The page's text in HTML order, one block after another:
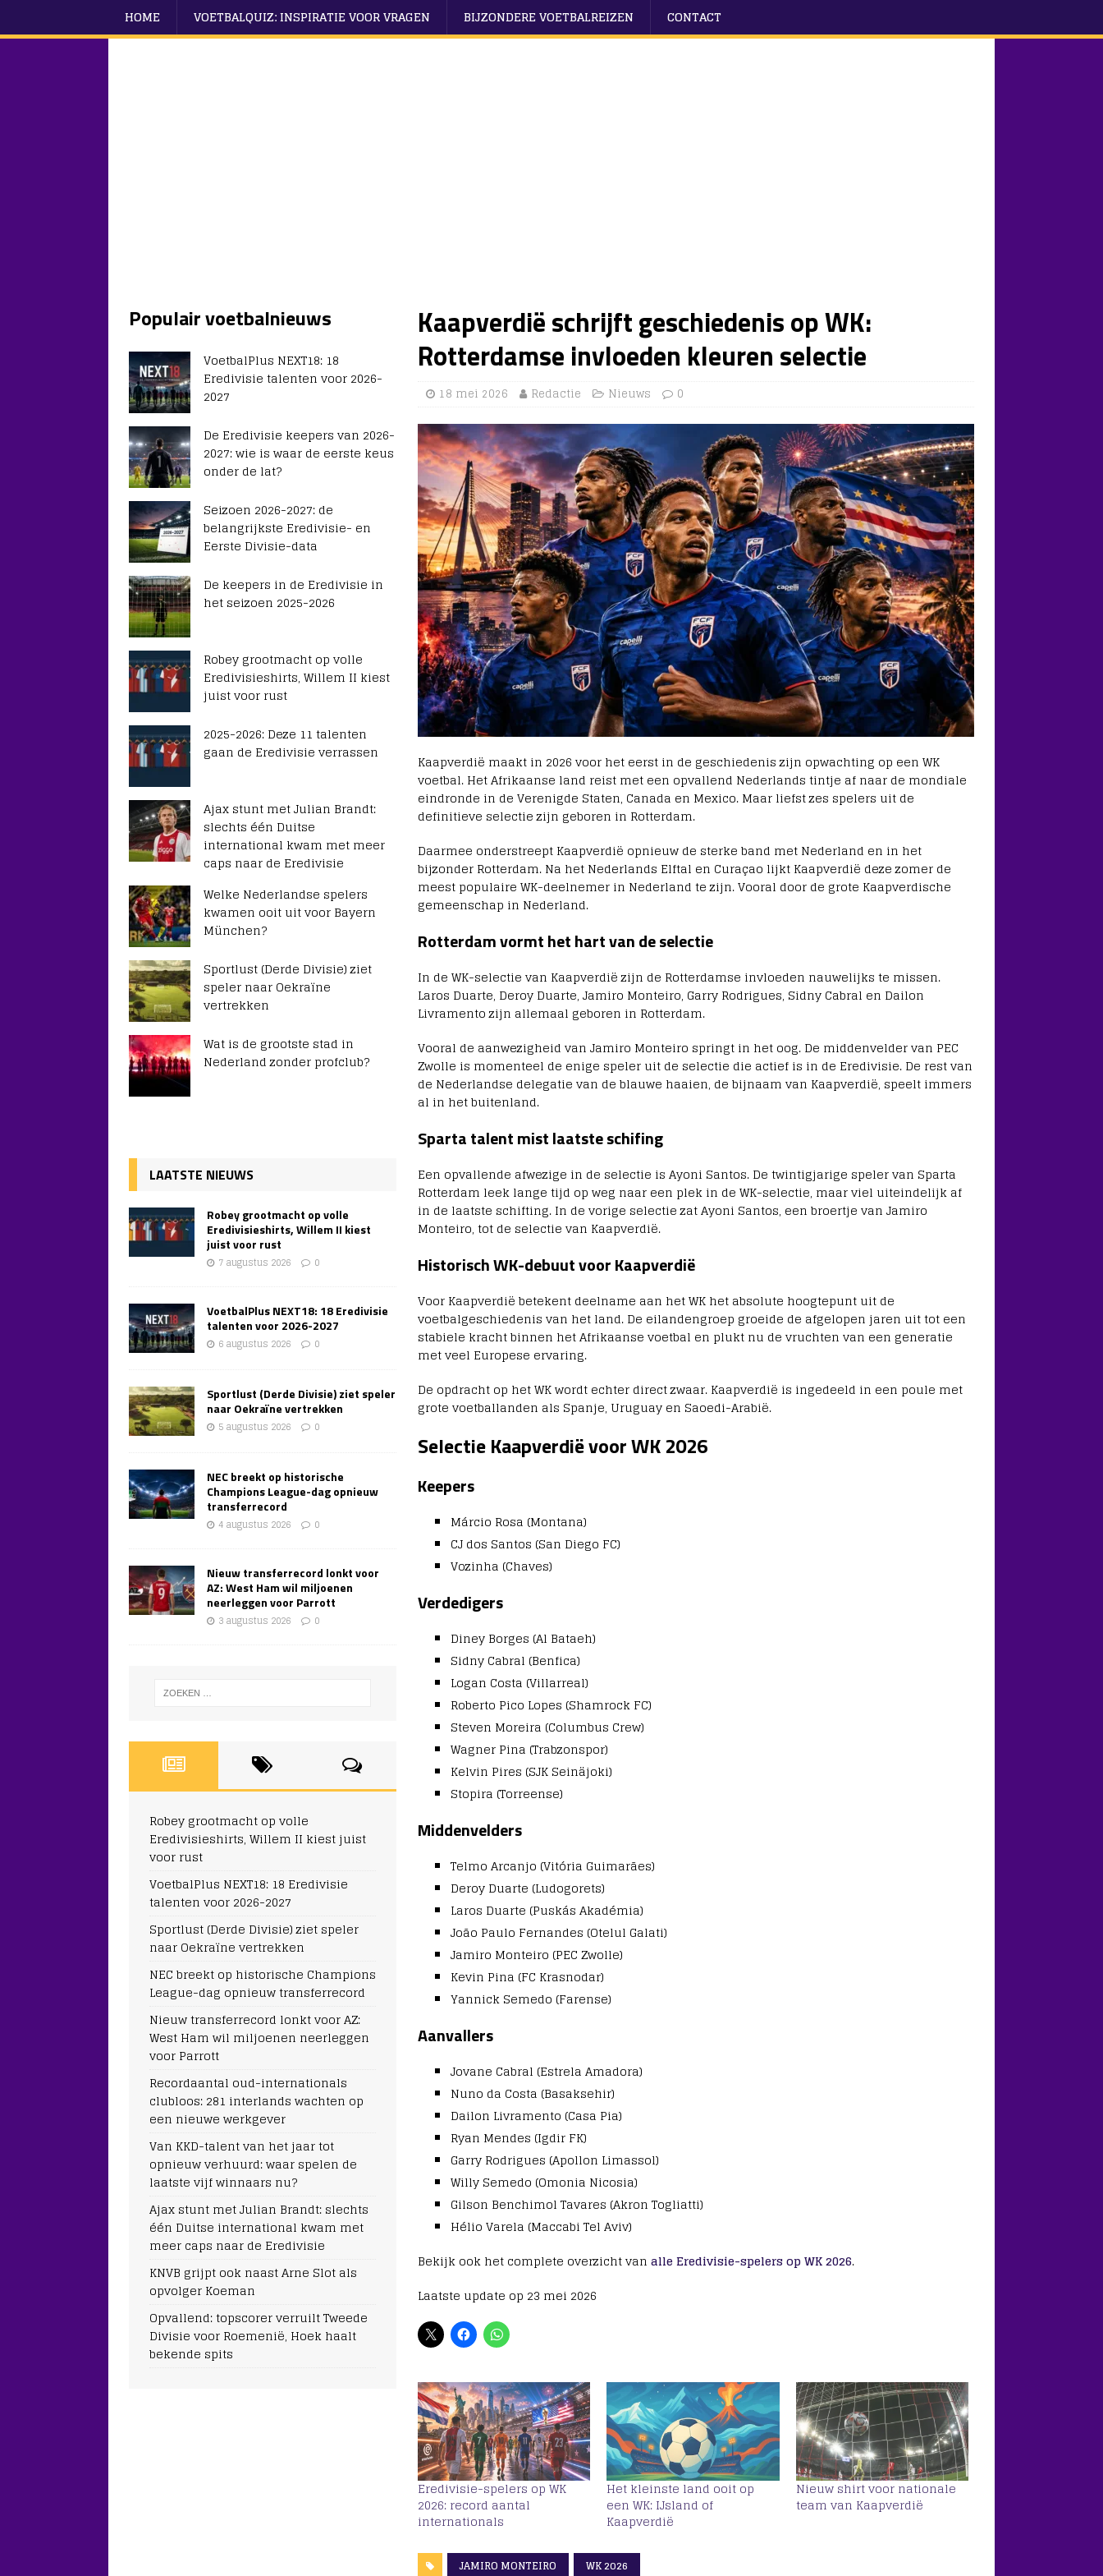
HOME VOETBALQUIZ: INSPIRATIE VOOR VRAGEN BIJZONDERE VOETBALREIZEN CONTACT
Kaapverdië schrijft geschiedenis op WK:
Rotterdamse invloeden kleuren selectie
18 mei 2026 Redactie Nieuws 0
Kaapverdië maakt in 2026 voor het eerst in de geschiedenis zijn opwachting op een WK
voetbal. Het Afrikaanse land reist met een opvallend Nederlands tintje af naar de mondiale
eindronde in de Verenigde Staten, Canada en Mexico. Maar liefst zes spelers uit de
definitieve selectie zijn geboren in Rotterdam.
Daarmee onderstreept Kaapverdië opnieuw de sterke band met Nederland en in het
bijzonder Rotterdam. Na het Nederlands Elftal en Curaçao lijkt Kaapverdië deze zomer de
meest populaire WK-deelnemer in Nederland te zijn. Vooral door de grote Kaapverdische
gemeenschap in Nederland.
Rotterdam vormt het hart van de selectie
In de WK-selectie van Kaapverdië zijn de Rotterdamse invloeden nauwelijks te missen.
Laros Duarte, Deroy Duarte, Jamiro Monteiro, Garry Rodrigues, Sidny Cabral en Dailon
Livramentozijn allemaal geboren in Rotterdam.
Vooral de aanwezigheid van Jamiro Monteiro springt in het oog. De middenvelder van PEC
Zwolle is momenteel de enige speler uit de selectie die actief is in de Eredivisie. De rest van
de Nederlandse delegatie van de blauwe haaien, de bijnaam van Kaapverdië, speelt immers
al in het buitenland.
Sparta talent mist laatste schifing
Een opvallende afwezige in de selectie is Ayoni Santos. De twintigjarige speler van Sparta
Rotterdam leek lange tijd op weg naar een plek in de WK-selectie, maar viel uiteindelijk af
in de laatste schifting. In de vorige selectie zat Ayoni Santos, een broertje van Jamiro
Monteiro, tot de selectie van Kaapverdië.
Historisch WK-debuut voor Kaapverdië
Voor Kaapverdië betekent deelname aan het WK het absolute hoogtepunt uit de
voetbalgeschiedenis van het land. De eilandengroep groeide de afgelopen jaren uit tot een
stabiele kracht binnen het Afrikaanse voetbal en plukt nu de vruchten van een generatie
met veel Europese ervaring.
De opdracht op het WK wordt echter direct zwaar. Kaapverdië is ingedeeld in een poule met
grote voetballanden als Spanje, Uruguayen Saoedi-Arabië.
Selectie Kaapverdië voor WK 2026
Keepers
Márcio Rosa (Montana)
CJ dos Santos (San Diego FC)
Vozinha (Chaves)
Verdedigers
Diney Borges (Al Bataeh)
Sidny Cabral (Benfica)
Logan Costa (Villarreal)
Roberto Pico Lopes (Shamrock FC)
Steven Moreira (Columbus Crew)
Wagner Pina (Trabzonspor)
Kelvin Pires (SJK Seinäjoki)
Stopira (Torreense)
Middenvelders
Telmo Arcanjo (Vitória Guimarães)
Deroy Duarte (Ludogorets)
Laros Duarte (Puskás Akadémia)
João Paulo Fernandes (Otelul Galati)
Jamiro Monteiro (PEC Zwolle)
Kevin Pina (FC Krasnodar)
Yannick Semedo (Farense)
Aanvallers
Jovane Cabral (Estrela Amadora)
Nuno da Costa (Basaksehir)
Dailon Livramento (Casa Pia)
Ryan Mendes (Igdir FK)
Garry Rodrigues (Apollon Limassol)
Willy Semedo (Omonia Nicosia)
Gilson Benchimol Tavares (Akron Togliatti)
Hélio Varela (Maccabi Tel Aviv)
Bekijk ook het complete overzicht van alle Eredivisie-spelers op WK 2026.
Laatste update op 23 mei 2026
Eredivisie-spelers op WK
2026: record aantal
internationals
Het kleinste land ooit op
een WK: IJsland of
Kaapverdië
Nieuw shirt voor nationale
team van Kaapverdië
JAMIRO MONTEIRO WK 2026
Populair voetbalnieuws
VoetbalPlus NEXT18: 18
Eredivisie talenten voor 2026-
2027
De Eredivisie keepers van 2026-
2027: wie is waar de eerste keus
onder de lat?
Seizoen 2026-2027: de
belangrijkste Eredivisie- en
Eerste Divisie-data
De keepers in de Eredivisie in
het seizoen 2025-2026
Robey grootmacht op volle
Eredivisieshirts, Willem II kiest
juist voor rust
2025-2026: Deze 11 talenten
gaan de Eredivisie verrassen
Ajax stunt met Julian Brandt:
slechts één Duitse
international kwam met meer
caps naar de Eredivisie
Welke Nederlandse spelers
kwamen ooit uit voor Bayern
München?
Sportlust (Derde Divisie) ziet
speler naar Oekraïne
vertrekken
Wat is de grootste stad in
Nederland zonder profclub?
LAATSTE NIEUWS
Robey grootmacht op volle
Eredivisieshirts, Willem II kiest
juist voor rust
7 augustus 2026 0
VoetbalPlus NEXT18: 18 Eredivisie
talenten voor 2026-2027
6 augustus 2026 0
Sportlust (Derde Divisie) ziet speler
naar Oekraïne vertrekken
5 augustus 2026 0
NEC breekt op historische
Champions League-dag opnieuw
transferrecord
4 augustus 2026 0
Nieuw transferrecord lonkt voor
AZ: West Ham wil miljoenen
neerleggen voor Parrott
3 augustus 2026 0
Robey grootmacht op volle
Eredivisieshirts, Willem II kiest juist
voor rust
VoetbalPlus NEXT18: 18 Eredivisie
talenten voor 2026-2027
Sportlust (Derde Divisie) ziet speler
naar Oekraïne vertrekken
NEC breekt op historische Champions
League-dag opnieuw transferrecord
Nieuw transferrecord lonkt voor AZ:
West Ham wil miljoenen neerleggen
voor Parrott
Recordaantal oud-internationals
clubloos: 281 interlands wachten op
een nieuwe werkgever
Van KKD-talent van het jaar tot
opnieuw verhuurd: waar spelen de
laatste vijf winnaars nu?
Ajax stunt met Julian Brandt: slechts
één Duitse international kwam met
meer caps naar de Eredivisie
KNVB grijpt ook naast Arne Slot als
opvolger Koeman
Opvallend: topscorer verruilt Tweede
Divisie voor Roemenië, Hoek haalt
bekende spits